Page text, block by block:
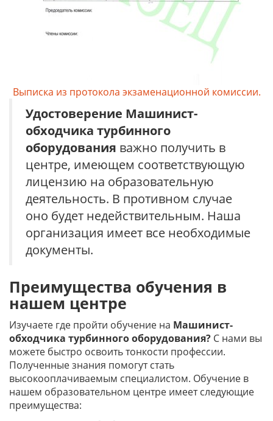
Выписка из протокола экзаменационной комиссии.
Удостоверение Машинист-
обходчика турбинного
оборудования важно получить в
центре, имеющем соответствующую
лицензию на образовательную
деятельность. В противном случае
оно будет недействительным. Наша
организация имеет все необходимые
документы.
Преимущества обучения в
нашем центре
Изучаете где пройти обучение на Машинист-
обходчика турбинного оборудования? С нами вы
можете быстро освоить тонкости профессии.
Полученные знания помогут стать
высокооплачиваемым специалистом. Обучение в
нашем образовательном центре имеет следующие
преимущества: